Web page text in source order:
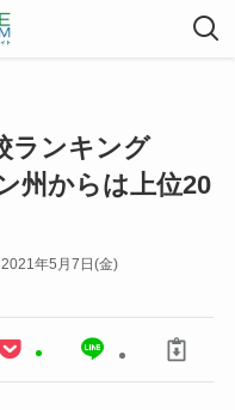
ランキング
州からは上位20
2021年5月7日(金)